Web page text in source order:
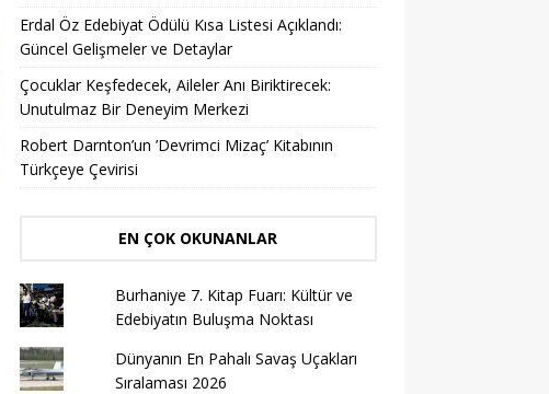
Erdal Öz Edebiyat Ödülü Kısa Listesi Açıklandı:
Güncel Gelişmeler ve Detaylar
Çocuklar Keşfedecek, Aileler Anı Biriktirecek:
Unutulmaz Bir Deneyim Merkezi
Robert Darnton’un ’Devrimci Mizaç’ Kitabının
Türkçeye Çevirisi
EN ÇOK OKUNANLAR
Burhaniye 7. Kitap Fuarı: Kültür ve
Edebiyatın Buluşma Noktası
Dünyanın En Pahalı Savaş Uçakları
Sıralaması 2026